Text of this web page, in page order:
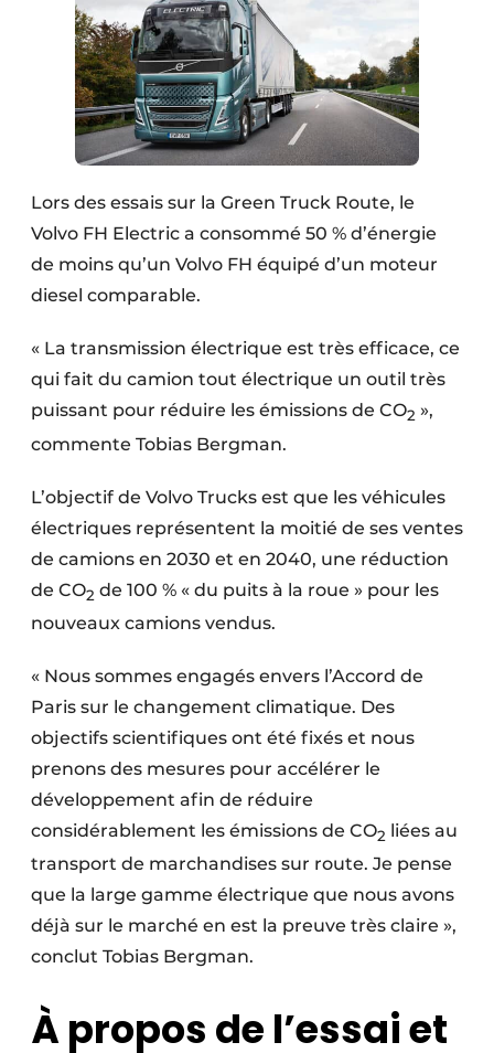
Lors des essais sur la Green Truck Route, le
Volvo FH Electric a consommé 50 % d’énergie
de moins qu’un Volvo FH équipé d’un moteur
diesel comparable.
« La transmission électrique est très efficace, ce
qui fait du camion tout électrique un outil très
puissant pour réduire les émissions de CO2 »,
commente Tobias Bergman.
L’objectif de Volvo Trucks est que les véhicules
électriques représentent la moitié de ses ventes
de camions en 2030 et en 2040, une réduction
de CO2 de 100 % « du puits à la roue » pour les
nouveaux camions vendus.
« Nous sommes engagés envers l’Accord de
Paris sur le changement climatique. Des
objectifs scientifiques ont été fixés et nous
prenons des mesures pour accélérer le
développement afin de réduire
considérablement les émissions de CO2 liées au
transport de marchandises sur route. Je pense
que la large gamme électrique que nous avons
déjà sur le marché en est la preuve très claire »,
conclut Tobias Bergman.
À propos de l’essai et